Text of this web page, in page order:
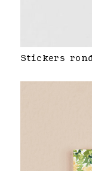
Stickers